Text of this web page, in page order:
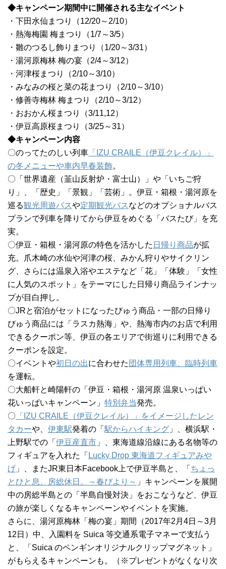
◆キャンペーン期間中に開催される主なイベント
・下田水仙まつり（12/20～2/10）
・熱海梅園 梅まつり（1/7～3/5）
・雛のつるし飾りまつり（1/20～3/31）
・湯河原梅林 梅の宴（2/4～3/12）
・河津桜まつり（2/10～3/10）
・みなみの桜と菜の花まつり（2/10～3/10）
・修善寺梅林 梅まつり（2/10～3/12）
・おおかん桜まつり（3/11,12）
・伊豆高原桜まつり（3/25～31）
◆キャンペーン内容
〇のってたのしい列車 「IZU CRAILE（伊豆クレイル）」
の冬メニューや車内早春装飾。
〇「世界遺産（韮山反射炉・富士山）」や「いちご狩
り」、「歴史」「景観」「芸術」。伊豆・箱根・湯河原を
巡る観光周遊バスや定期観光バス などのオプショナルバス
プランで列車を降りてから伊豆をめぐる「バスたび」を充
実。
〇伊豆・箱根・湯河原の特色を活かした 日帰り商品が拡
充。爪木崎の水仙や河津の桜、みかん狩りやサイクリン
グ、さらには温泉入浴やエステなど「花」「体験」「女性
に人気のスポット」をテーマにした日帰り商品ラインナッ
プが目白押し。
〇JRと宿泊がセットになったびゅう商品・一部の日帰り
びゅう商品には「ラスカ熱海」や、熱海市内のお店で利用
できるクーポン等、伊豆の各エリアで街巡りに利用できる
クーポンを設定。
〇イベントや初日の出に合わせた 団体専用列車、臨時列車
を運転。
〇大船軒と崎陽軒の「伊豆・箱根・湯河原 温泉いっぱい
花いっぱいキャンペーン」 特別弁当発売。
〇 「IZU CRAILE（伊豆クレイル）」をイメージしたレン
タカーや、 伊東駅発着の「 駅からハイキング 」、横浜駅・
上野駅での「 伊豆産直市 」、東海道線沿線にある名物等の
フィギュアを入れた「 Lucky Drop 東海道フィギュアみや
げ 」、またJR東日本Facebook上で伊豆半島と、「 ちょっ
とひと息、房総休日。～春びより～ 」キャンペーンを展開
中の房総半島との「半島自慢対決」をおこなうなど、伊豆
の旅が楽しくなるキャンペーンやイベントを実施。
さらに、湯河原梅林「梅の宴」期間（2017年2月4日～3月
12日）中、入園料を Suica 等交通系電子マネーで支払う
と、「Suica のペンギンオリジナルクリップマグネット」
がもらえるキャンペーンも。（※プレゼントがなくなり次